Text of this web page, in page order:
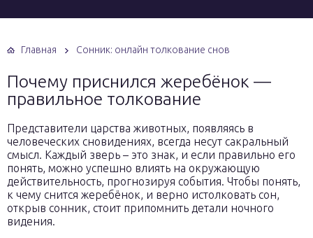
Главная Сонник: онлайн толкование снов
Почему приснился жеребёнок —
правильное толкование
Представители царства животных, появляясь в
человеческих сновидениях, всегда несут сакральный
смысл. Каждый зверь – это знак, и если правильно его
понять, можно успешно влиять на окружающую
действительность, прогнозируя события. Чтобы понять,
к чему снится жеребёнок, и верно истолковать сон,
открыв сонник, стоит припомнить детали ночного
видения.